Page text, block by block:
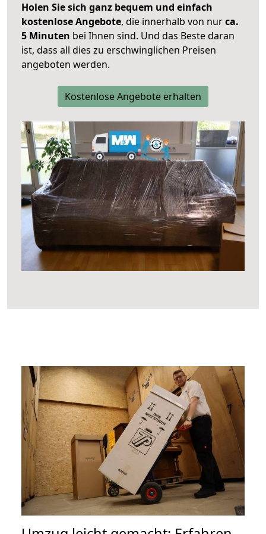
Holen Sie sich ganz bequem und einfach
kostenlose Angebote, die innerhalb von nurca.
5 Minuten bei Ihnen sind. Und das Beste daran
ist, dass all dies zu erschwinglichen Preisen
angeboten werden.
Kostenlose Angebote erhalten